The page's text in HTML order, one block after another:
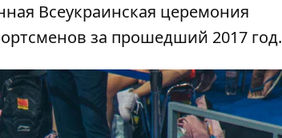
Всеукраинская церемония
за прошедший 2017 год.